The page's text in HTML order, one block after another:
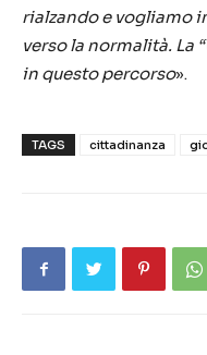
rialzando e vogliamo
verso la normalità. La
in questo percorso».
TAGS cittadinanza